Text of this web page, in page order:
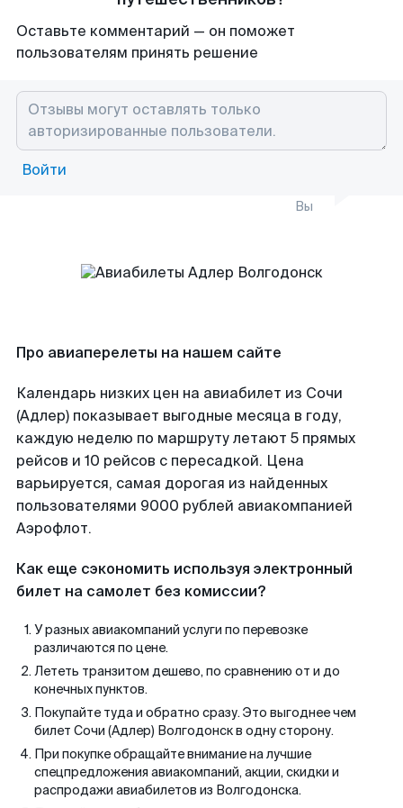
Оставьте комментарий — он поможет
пользователям принять решение
Войти
Вы
Про авиаперелеты на нашем сайте
Календарь низких цен на авиабилет из Сочи
(Адлер) показывает выгодные месяца в году,
каждую неделю по маршруту летают 5 прямых
рейсов и 10 рейсов с пересадкой. Цена
варьируется, самая дорогая из найденных
пользователями 9000 рублей авиакомпанией
Аэрофлот.
Как еще сэкономить используя электронный
билет на самолет без комиссии?
У разных авиакомпаний услуги по перевозке
различаются по цене.
Лететь транзитом дешево, по сравнению от и до
конечных пунктов.
Покупайте туда и обратно сразу. Это выгоднее чем
билет Сочи (Адлер) Волгодонск в одну сторону.
При покупке обращайте внимание на лучшие
спецпредложения авиакомпаний, акции, скидки и
распродажи авиабилетов из Волгодонска.